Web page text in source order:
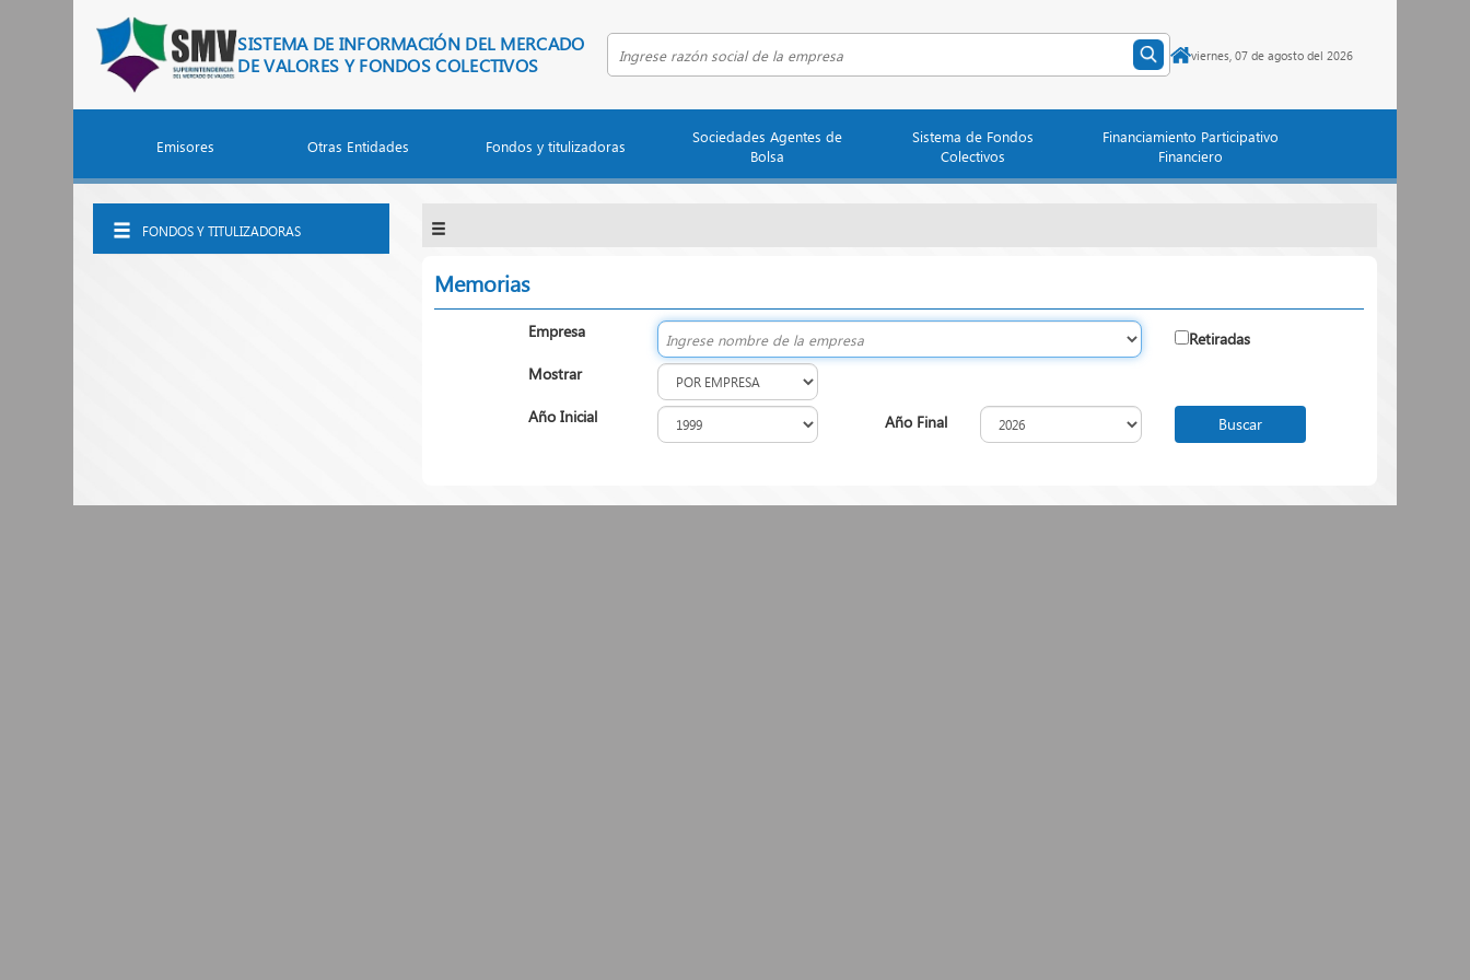
SISTEMA DE INFORMACIÓN DEL MERCADO
DE VALORES Y FONDOS COLECTIVOS
Buscar empresa por razón social
viernes, 07 de agosto del 2026
Emisores Otras Entidades Fondos y titulizadoras
Sociedades Agentes de
Bolsa
Sistema de Fondos
Colectivos
Financiamiento Participativo
Financiero
FONDOS Y TITULIZADORAS
Memorias
Empresa
Retiradas
Mostrar
Año Inicial Año Final